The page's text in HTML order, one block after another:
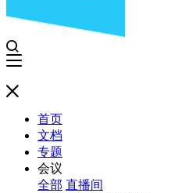
首页
文档
专题
会议
全部 直播间